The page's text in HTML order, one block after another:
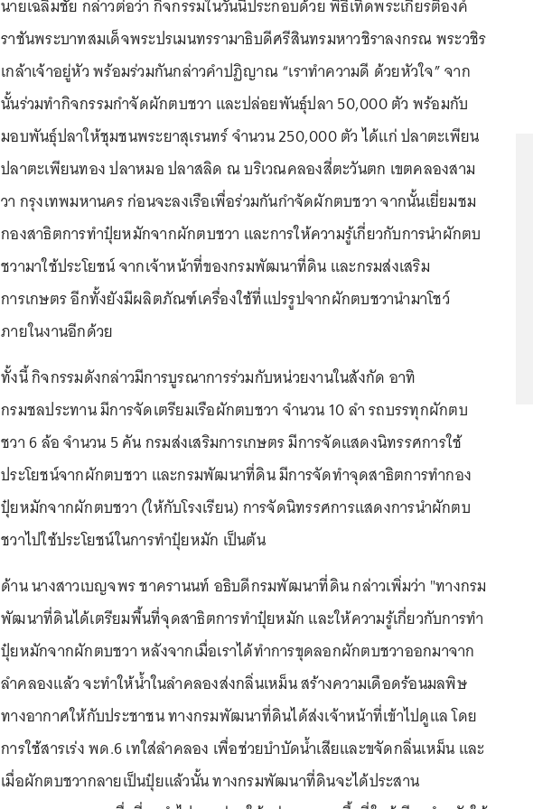
นายเฉลิมชัย กล่าวต่อว่า กิจกรรมในวันนี้ประกอบด้วย พิธีเทิดพระเกียรติองค์
ราชันพระบาทสมเด็จพระปรเมนทรรามาธิบดีศรีสินทรมหาวชิราลงกรณ พระวชิร
เกล้าเจ้าอยู่หัว พร้อมร่วมกันกล่าวคำปฏิญาณ “เราทำความดี ด้วยหัวใจ” จาก
นั้นร่วมทำกิจกรรมกำจัดผักตบชวา และปล่อยพันธุ์ปลา 50,000 ตัว พร้อมกับ
มอบพันธุ์ปลาให้ชุมชนพระยาสุเรนทร์ จำนวน 250,000 ตัว ได้แก่ ปลาตะเพียน
ปลาตะเพียนทอง ปลาหมอ ปลาสลิด ณ บริเวณคลองสี่ตะวันตก เขตคลองสาม
วา กรุงเทพมหานคร ก่อนจะลงเรือเพื่อร่วมกันกำจัดผักตบชวา จากนั้นเยี่ยมชม
กองสาธิตการทำปุ๋ยหมักจากผักตบชวา และการให้ความรู้เกี่ยวกับการนำผักตบ
ชวามาใช้ประโยชน์ จากเจ้าหน้าที่ของกรมพัฒนาที่ดิน และกรมส่งเสริม
การเกษตร อีกทั้งยังมีผลิตภัณฑ์เครื่องใช้ที่แปรรูปจากผักตบชวานำมาโชว์
ภายในงานอีกด้วย
ทั้งนี้ กิจกรรมดังกล่าวมีการบูรณาการร่วมกับหน่วยงานในสังกัด อาทิ
กรมชลประทาน มีการจัดเตรียมเรือผักตบชวา จำนวน 10 ลำ รถบรรทุกผักตบ
ชวา 6 ล้อ จำนวน 5 คัน กรมส่งเสริมการเกษตร มีการจัดแสดงนิทรรศการใช้
ประโยชน์จากผักตบชวา และกรมพัฒนาที่ดิน มีการจัดทำจุดสาธิตการทำกอง
ปุ๋ยหมักจากผักตบชวา (ให้กับโรงเรียน) การจัดนิทรรศการแสดงการนำผักตบ
ชวาไปใช้ประโยชน์ในการทำปุ๋ยหมัก เป็นต้น
ด้าน นางสาวเบญจพร ชาครานนท์ อธิบดีกรมพัฒนาที่ดิน กล่าวเพิ่มว่า "ทางกรม
พัฒนาที่ดินได้เตรียมพื้นที่จุดสาธิตการทำปุ๋ยหมัก และให้ความรู้เกี่ยวกับการทำ
ปุ๋ยหมักจากผักตบชวา หลังจากเมื่อเราได้ทำการขุดลอกผักตบชวาออกมาจาก
ลำคลองแล้ว จะทำให้น้ำในลำคลองส่งกลิ่นเหม็น สร้างความเดือดร้อนมลพิษ
ทางอากาศให้กับประชาชน ทางกรมพัฒนาที่ดินได้ส่งเจ้าหน้าที่เข้าไปดูแล โดย
การใช้สารเร่ง พด.6 เทใส่ลำคลอง เพื่อช่วยบำบัดน้ำเสียและขจัดกลิ่นเหม็น และ
เมื่อผักตบชวากลายเป็นปุ๋ยแล้วนั้น ทางกรมพัฒนาที่ดินจะได้ประสาน